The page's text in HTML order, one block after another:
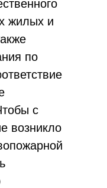
жилых и
по
с
возникло